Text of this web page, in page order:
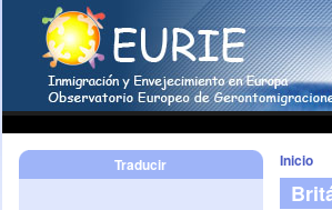
Traducir Inicio